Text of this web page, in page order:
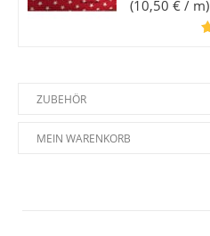
(10,50 € / m)
ZUBEHÖR
MEIN WARENKORB